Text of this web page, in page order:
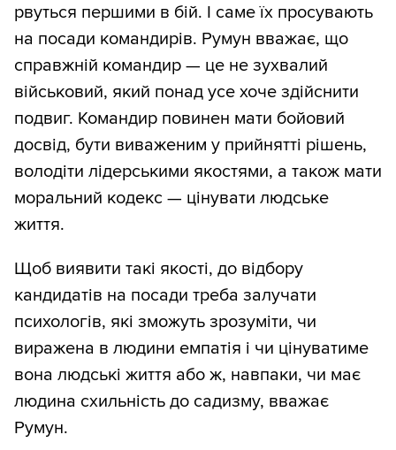
рвуться першими в бій. І саме їх просувають
на посади командирів. Румун вважає, що
справжній командир — це не зухвалий
військовий, який понад усе хоче здійснити
подвиг. Командир повинен мати бойовий
досвід, бути виваженим у прийнятті рішень,
володіти лідерськими якостями, а також мати
моральний кодекс — цінувати людське
життя.
Щоб виявити такі якості, до відбору
кандидатів на посади треба залучати
психологів, які зможуть зрозуміти, чи
виражена в людини емпатія і чи цінуватиме
вона людські життя або ж, навпаки, чи має
людина схильність до садизму, вважає
Румун.